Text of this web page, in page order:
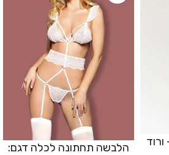
הלבשה תחתונה לכלה דגם: